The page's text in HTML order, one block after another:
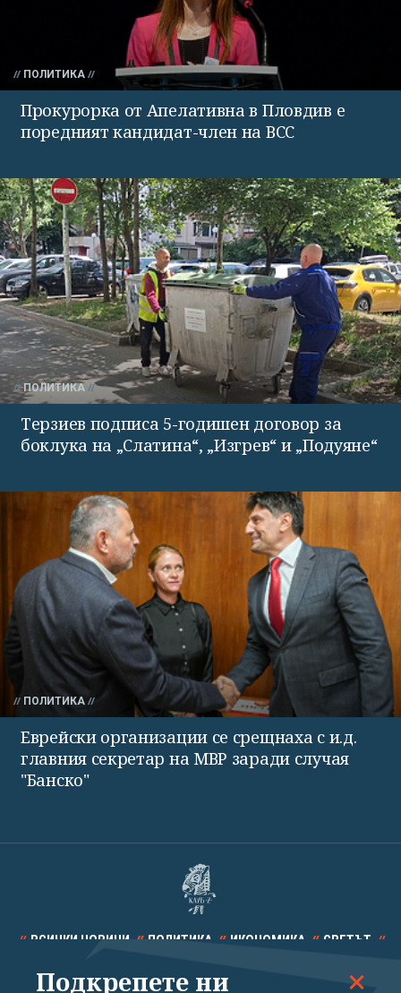
ПОЛИТИКА
Прокурорка от Апелативна в Пловдив е
поредният кандидат-член на ВСС
ПОЛИТИКА
Терзиев подписа 5-годишен договор за
боклука на „Слатина“, „Изгрев“ и „Подуяне“
ПОЛИТИКА
Еврейски организации се срещнаха с и.д.
главния секретар на МВР заради случая
"Банско"
ВСИЧКИ НОВИНИ ПОЛИТИКА ИКОНОМИКА СВЕТЪТ
СПОРТ КУЛТУРА ТЕХНОЛОГИИ КАЛЕЙДОСКОП
Подкрепете ни